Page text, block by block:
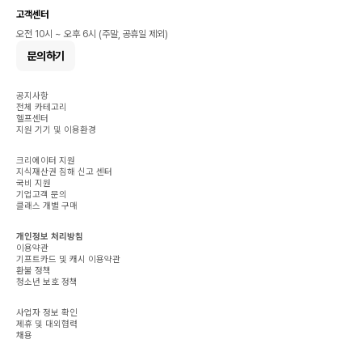
고객센터
오전 10시 ~ 오후 6시 (주말, 공휴일 제외)
문의하기
공지사항
전체 카테고리
헬프센터
지원 기기 및 이용환경
크리에이터 지원
지식재산권 침해 신고 센터
국비 지원
기업고객 문의
클래스 개별 구매
개인정보 처리방침
이용약관
기프트카드 및 캐시 이용약관
환불 정책
청소년 보호 정책
사업자 정보 확인
제휴 및 대외협력
채용